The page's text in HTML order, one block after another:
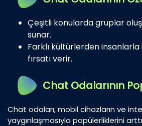
Çeşitli konularda gruplar
sunar.
Farklı kültürlerden
fırsatı verir.
Chat Odalarının
Chat odaları, mobil cihazların ve
yaygınlaşmasıyla popülerliklerini